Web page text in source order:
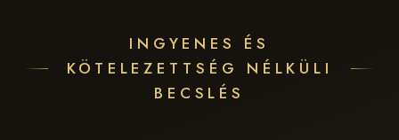
INGYENES ÉS
KÖTELEZETTSÉG NÉLKÜLI
BECSLÉS